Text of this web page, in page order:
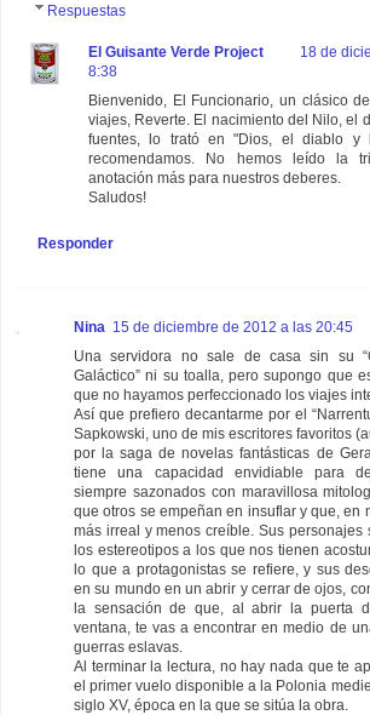
Respuestas
El Guisante Verde Project
18 de
8:38
Bienvenido, El Funcionario, un clásico
viajes, Reverte. El nacimiento del Nilo, el
fuentes, lo trató en "Dios, el diablo y
recomendamos. No hemos leído la
anotación más para nuestros deberes.
Saludos!
Responder
Nina 15 de diciembre de 2012 a las 20:45
Una servidora no sale de casa sin su
Galáctico” ni su toalla, pero supongo que
que no hayamos perfeccionado los viajes
Así que prefiero decantarme por el
Sapkowski, uno de mis escritores favoritos
por la saga de novelas fantásticas de
tiene una capacidad envidiable para
siempre sazonados con maravillosa
que otros se empeñan en insuflar y que, en
más irreal y menos creíble. Sus personajes
los estereotipos a los que nos tienen
lo que a protagonistas se refiere, y sus
en su mundo en un abrir y cerrar de ojos,
la sensación de que, al abrir la puerta
ventana, te vas a encontrar en medio de
guerras eslavas.
Al terminar la lectura, no hay nada que te
el primer vuelo disponible a la Polonia
siglo XV, época en la que se sitúa la obra.